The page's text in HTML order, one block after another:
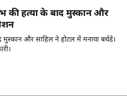
की हत्या के बाद मुस्कान और
मुस्कान और साहिल ने होटल में मनाया बर्थडे।